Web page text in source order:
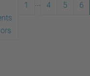
1 4 5 6